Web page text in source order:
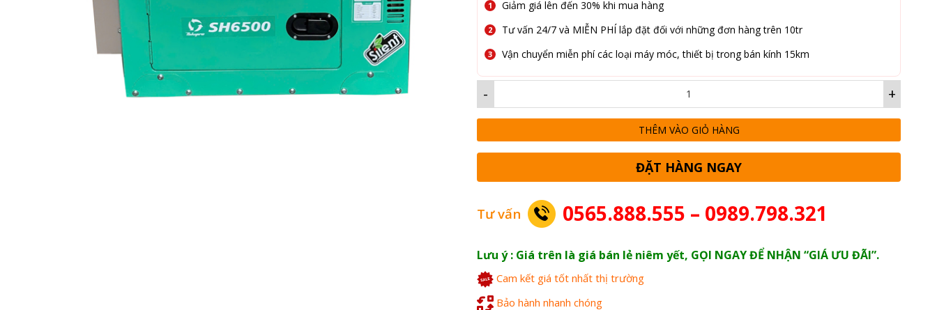
Giảm giá lên đến 30% khi mua hàng
Tư vấn 24/7 và MIỄN PHÍ lắp đặt đối với những đơn hàng trên 10tr
Vận chuyển miễn phí các loại máy móc, thiết bị trong bán kính 15km
+
-
THÊM VÀO GIỎ HÀNG
ĐẶT HÀNG NGAY
Tư vấn 0565.888.555 – 0989.798.321
Lưu ý : Giá trên là giá bán lẻ niêm yết, GỌI NGAY ĐỂ NHẬN “GIÁ ƯU ĐÃI”.
Cam kết giá tốt nhất thị trường
Bảo hành nhanh chóng